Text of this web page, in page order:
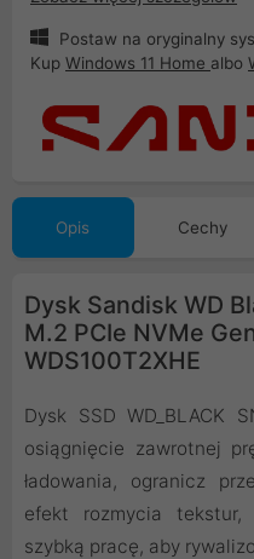
Postaw na oryginalny
Kup Windows 11 Home albo
Opis Cechy
Dysk Sandisk WD
M.2 PCIe NVMe
WDS100T2XHE
Dysk SSD WD_BLACK
osiągnięcie zawrotnej
ładowania, ogranicz
efekt rozmycia tekstur,
szybką pracę, aby